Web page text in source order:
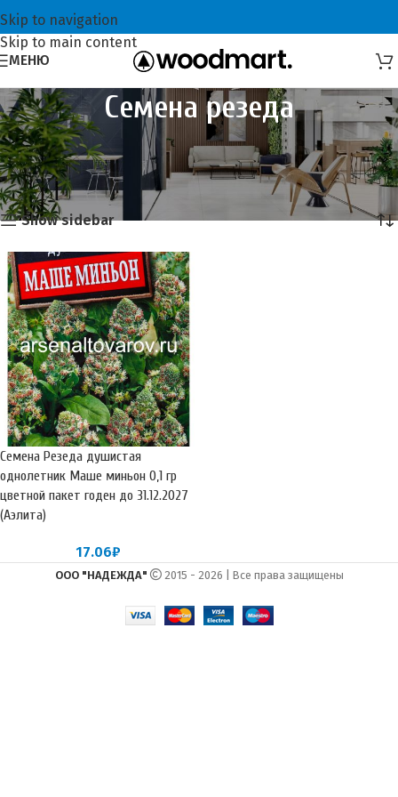
Skip to navigation
Skip to main content
МЕНЮ
Семена резеда
Главная Семена и сидераты
Семена цветов
Семена резеда
Это единственный товар
Show sidebar
Семена Резеда душистая
однолетник Маше миньон 0,1 гр
цветной пакет годен до 31.12.2027
(Аэлита)
17.06₽
ООО "НАДЕЖДА" 2015 - 2026 | Все права защищены